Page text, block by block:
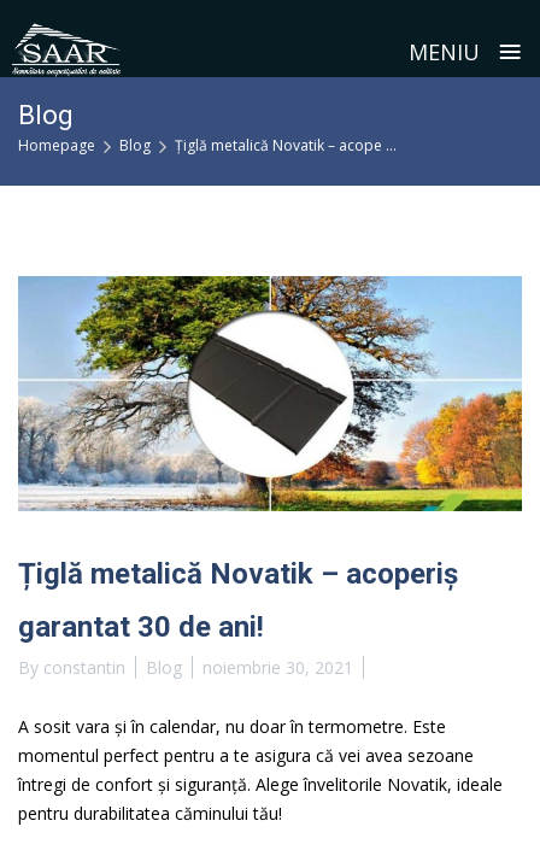
MENIU ≡
content
Blog
Homepage Blog Țiglă metalică Novatik – acope ...
Țiglă metalică Novatik – acoperiș
garantat 30 de ani!
By constantin Blog noiembrie 30, 2021
A sosit vara și în calendar, nu doar în termometre. Este
momentul perfect pentru a te asigura că vei avea sezoane
întregi de confort și siguranță. Alege învelitorile Novatik, ideale
pentru durabilitatea căminului tău!